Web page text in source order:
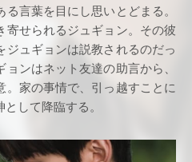
言葉を目にし思いとどまる。
寄せられるジュギョン。その彼
ュギョンは説教されるのだっ
ンはネット友達の助言から、
。家の事情で、引っ越すことに
して降臨する。